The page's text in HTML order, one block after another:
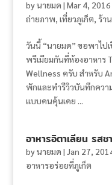
byนายมด | Mar 4, 2016
ถ่ายภาพ, เที่ยวภูเก็ต, ร้า
วันนี้ “นายมด” ขอพาไป
พรีเมียมกันที่ห้องอาหาร
Wellness ครับ สำหรับ
พักและทำรีวิวบันทึกควา
แบบคนคุ้นเคย ...
อาหารอิตาเลียน รส
byนายมด | Jan 27,
อาหารอร่อยที่ภูเก็ต